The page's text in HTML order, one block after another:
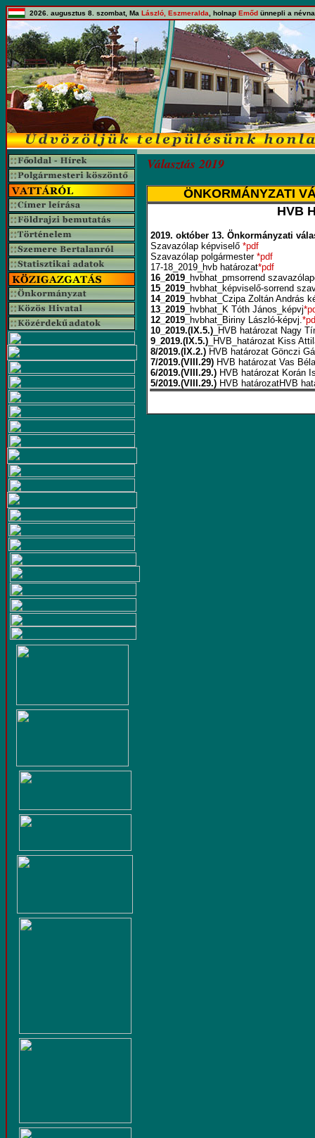
2026. augusztus 8. szombat, Ma László, Eszmeralda , holnap Emőd ünnepli a
Választás 2019
ÖNKORMÁNYZATI
HVB
2019. október 13. Önkormányzati
Szavazólap képviselő *pdf
Szavazólap polgármester *pdf
17-18_2019_hvb határozat*pdf
16_2019 _hvbhat_pmsorrend
15_2019 _hvbhat_képviselő-sorrend
14_2019 _hvbhat_Czipa Zoltán András
13_2019 _hvbhat_K Tóth János_képvj
12_2019_ hvbhat_Biriny László-képvj.
10_2019.(IX.5.) _HVB határozat Nagy
9_2019.(IX.5.) _HVB_határozat Kiss
8/2019.(IX.2.) HVB határozat Gönczi
7/2019.(VIII.29) HVB határozat Vas
6/2019.(VIII.29.) HVB határozat Korán
5/2019.(VIII.29.) HVB határozatHVB